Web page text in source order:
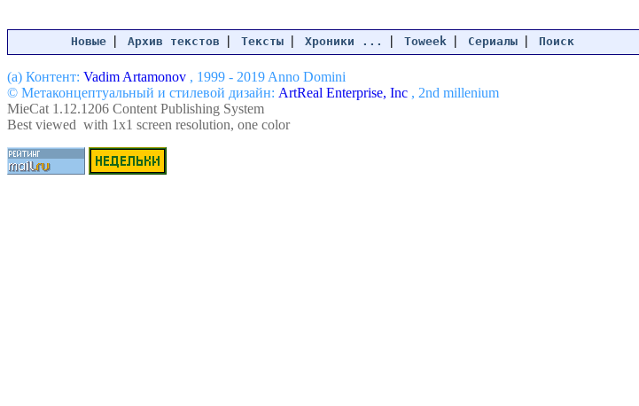
Новые | Архив текстов | Тексты | Хроники ... | Toweek | Сериалы | Поиск
(a) Контент: Vadim Artamonov , 1999 - 2019 Anno Domini
© Метаконцептуальный и стилевой дизайн: ArtReal Enterprise, Inc , 2nd millenium
MieCat 1.12.1206 Content Publishing System
Best viewed with 1x1 screen resolution, one color